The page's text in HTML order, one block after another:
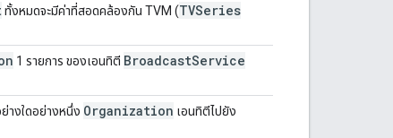
ทั้งหมดจะมีค่าที่สอดคล้องกัน TVM (TVSeries
1 รายการ ของเอนทิตี BroadcastService
างใดอย่างหนึ่ง Organization เอนทิตีไปยัง